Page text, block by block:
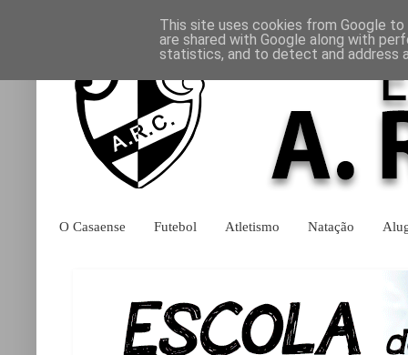
O Casaense Futebol Atletismo Natação
This site uses cookies from Google
are shared with Google along with
statistics, and to detect and address